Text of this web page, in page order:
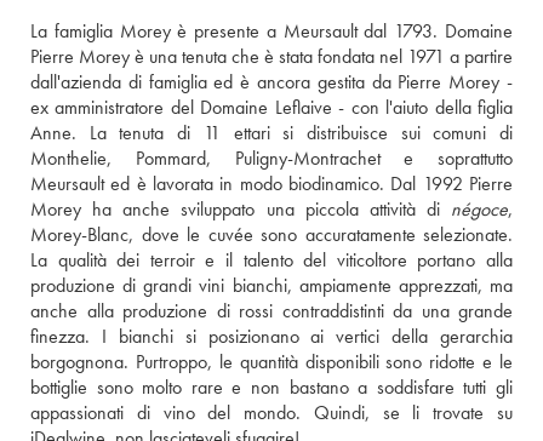
La famiglia Morey è presente a Meursault dal 1793. Domaine
Pierre Morey è una tenuta che è stata fondata nel 1971 a partire
dall'azienda di famiglia ed è ancora gestita da Pierre Morey -
ex amministratore del Domaine Leflaive - con l'aiuto della figlia
Anne. La tenuta di 11 ettari si distribuisce sui comuni di
Monthelie, Pommard, Puligny-Montrachet e soprattutto
Meursault ed è lavorata in modo biodinamico. Dal 1992 Pierre
Morey ha anche sviluppato una piccola attività di négoce,
Morey-Blanc, dove le cuvée sono accuratamente selezionate.
La qualità dei terroir e il talento del viticoltore portano alla
produzione di grandi vini bianchi, ampiamente apprezzati, ma
anche alla produzione di rossi contraddistinti da una grande
finezza. I bianchi si posizionano ai vertici della gerarchia
borgognona. Purtroppo, le quantità disponibili sono ridotte e le
bottiglie sono molto rare e non bastano a soddisfare tutti gli
appassionati di vino del mondo. Quindi, se li trovate su